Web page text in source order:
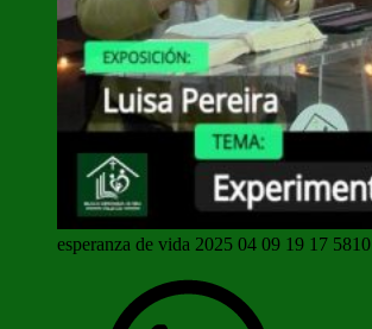
esperanza de vida 2025 04 09 19 17 5810